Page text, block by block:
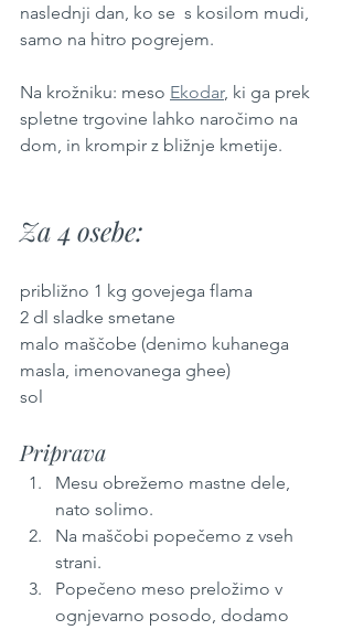
naslednji dan, ko se  s kosilom mudi,
samo na hitro pogrejem.
Na krožniku: meso Ekodar, ki ga prek
spletne trgovine lahko naročimo na
dom, in krompir z bližnje kmetije.
Za 4 osebe:
približno 1 kg govejega flama
2 dl sladke smetane
malo maščobe (denimo kuhanega
masla, imenovanega ghee)
sol
Priprava
Mesu obrežemo mastne dele,
nato solimo.
Na maščobi popečemo z vseh
strani.
Popečeno meso preložimo v
ognjevarno posodo, dodamo